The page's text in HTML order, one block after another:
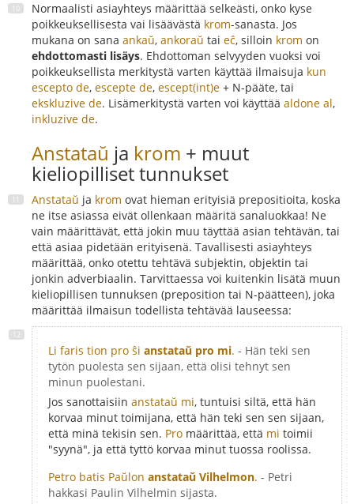
Normaalisti asiayhteys määrittää selkeästi, onko kyse
poikkeuksellisesta vai lisäävästä krom-sanasta. Jos
mukana on sana ankaŭ, ankoraŭ tai eĉ, silloin krom on
ehdottomasti lisäys. Ehdottoman selvyyden vuoksi voi
poikkeuksellista merkitystä varten käyttää ilmaisuja kun
escepto de, escepte de, escept(int)e + N-pääte, tai
ekskluzive de. Lisämerkitystä varten voi käyttää aldone al,
inkluzive de.
Anstataŭ ja krom + muut
kieliopilliset tunnukset
Anstataŭ ja krom ovat hieman erityisiä prepositioita, koska
ne itse asiassa eivät ollenkaan määritä sanaluokkaa! Ne
vain määrittävät, että jokin muu täyttää asian tehtävän, tai
että asiaa pidetään erityisenä. Tavallisesti asiayhteys
määrittää, onko otettu tehtävä subjektin, objektin tai
jonkin adverbiaalin. Tarvittaessa voi kuitenkin lisätä muun
kieliopillisen tunnuksen (preposition tai N-päätteen), joka
määrittää ilmaisun todellista tehtävää lauseessa:
Li faris tion pro ŝi anstataŭ pro mi. - Hän teki sen
tytön puolesta sen sijaan, että olisi tehnyt sen
minun puolestani.
Jos sanottaisiin anstataŭ mi, tuntuisi siltä, että hän
korvaa minut toimijana, että hän teki sen sen sijaan,
että minä tekisin sen. Pro määrittää, että mi toimii
"syynä", ja että tyttö korvaa minut tuossa roolissa.
Petro batis Paŭlon anstataŭ Vilhelmon. - Petri
hakkasi Paulin Vilhelmin sijasta.